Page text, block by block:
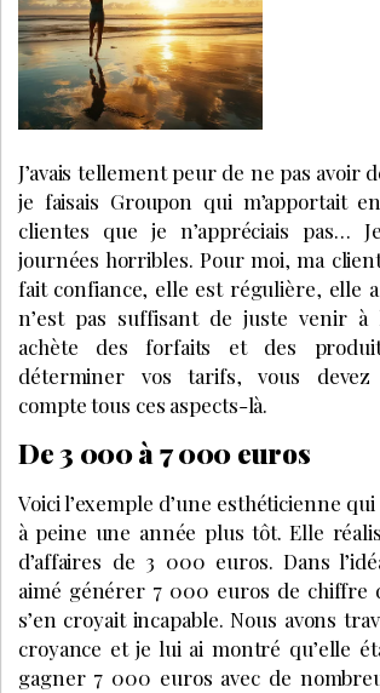
J’avais tellement peur de ne pas avoir
je faisais Groupon qui m’apportait
clientes que je n’appréciais pas…
journées horribles. Pour moi, ma
fait confiance, elle est régulière, elle
n’est pas suffisant de juste venir à
achète des forfaits et des
déterminer vos tarifs, vous
compte tous ces aspects-là.
De 3 000 à 7 000 euros
Voici l’exemple d’une esthéticienne
à peine une année plus tôt. Elle
d’affaires de 3 000 euros. Dans
aimé générer 7 000 euros de chiffre
s’en croyait incapable. Nous avons
croyance et je lui ai montré qu’elle
gagner 7 000 euros avec de